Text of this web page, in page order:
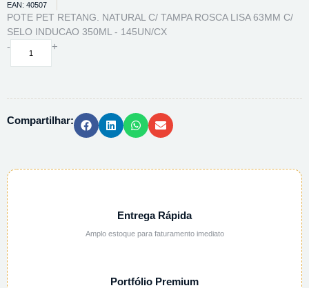
EAN: 40507
POTE PET RETANG. NATURAL C/ TAMPA ROSCA LISA 63MM C/
SELO INDUCAO 350ML - 145UN/CX
-
POTE
TAMPA
63MM
C/
SELO
INDUCAO
350ML
-
145UN/CX
quantidade
+
Compartilhar:
Entrega Rápida
Amplo estoque para faturamento imediato
Portfólio Premium